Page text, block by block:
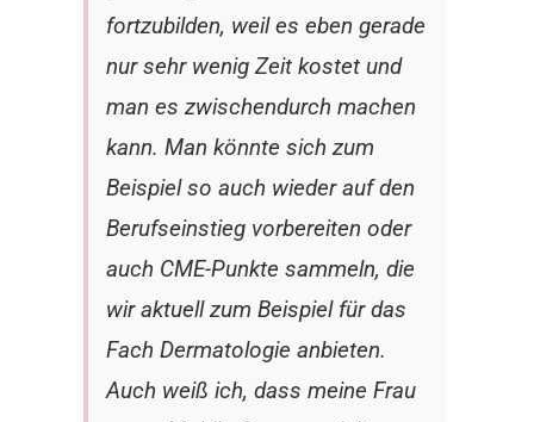
fortzubilden, weil es eben gerade
nur sehr wenig Zeit kostet und
man es zwischendurch machen
kann. Man könnte sich zum
Beispiel so auch wieder auf den
Berufseinstieg vorbereiten oder
auch CME-Punkte sammeln, die
wir aktuell zum Beispiel für das
Fach Dermatologie anbieten.
Auch weiß ich, dass meine Frau